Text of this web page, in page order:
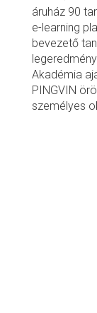
áruház 90
e-learning
bevezető
Akadémia
PINGVIN
személyes